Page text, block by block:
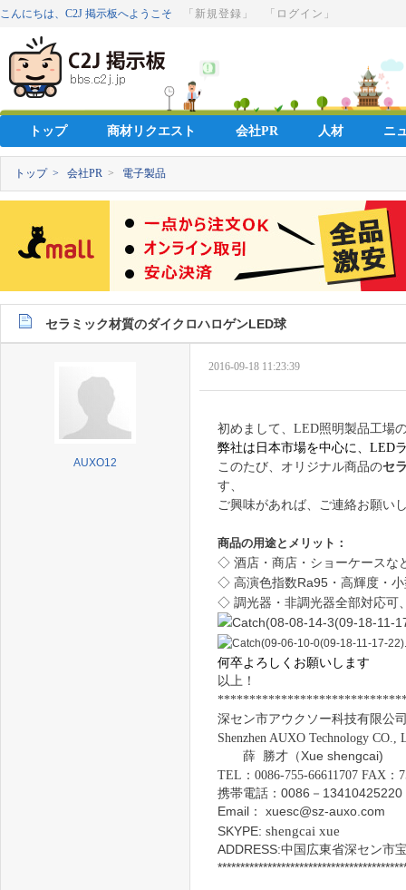
こんにちは、C2J 掲示板へようこそ 「新規登録」 「ログイン」
トップ 商材リクエスト 会社PR 人材 ニ
トップ > 会社PR > 電子製品
セラミック材質のダイクロハロゲンLED球
AUXO12
2016-09-18 11:23:39
初めまして、LED照明製品工場
弊社は日本市場を中心に、LED
このたび、オリジナル商品のセ
す、
ご興味があれば、ご連絡お願い
商品の用途とメリット：
◇ 酒店・商店・ショーケースな
◇ 高演色指数Ra95・高輝度・
◇ 調光器・非調光器全部対応可
何卒よろしくお願いします
以上！
*
深セン市アウクソー科技有限公
Shenzhen AUXO Technology CO.,
薛 勝才（Xue shengcai)
TEL：0086-755-66611707 FAX：
携帯電話：0086－13410425220
Email： xuesc@sz-auxo.com
SKYPE: shengcai xue
ADDRESS:中国広東省深セン市